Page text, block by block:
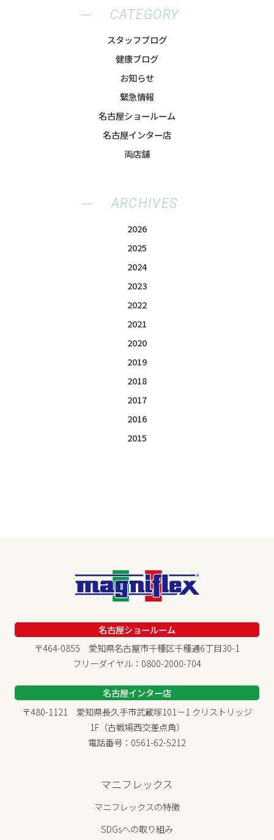
CATEGORY
スタッフブログ
健康ブログ
お知らせ
緊急情報
名古屋ショールーム
名古屋インター店
両店舗
ARCHIVES
2026
2025
2024
2023
2022
2021
2020
2019
2018
2017
2016
2015
名古屋ショールーム
〒464-0855 愛知県名古屋市千種区千種通6丁目30-1
フリーダイヤル：0800-2000-704
名古屋インター店
〒480-1121 愛知県長久手市武蔵塚101－1 クリストリッジ
1F（古戦場西交差点角）
電話番号：0561-62-5212
マニフレックス
マニフレックスの特徴
SDGsへの取り組み